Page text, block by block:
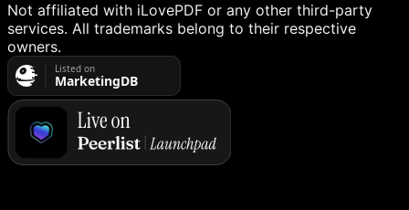
Not affiliated with iLovePDF or any other third-party
services. All trademarks belong to their respective
owners.